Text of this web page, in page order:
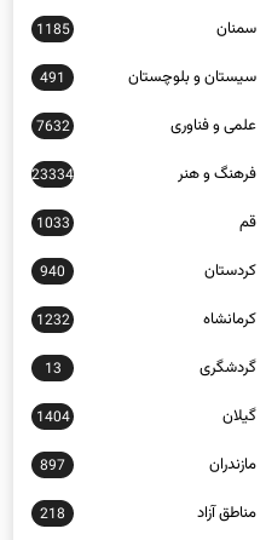
سمنان 1185
سیستان و بلوچستان 491
علمی و فناوری 7632
فرهنگ و هنر 23334
قم 1033
کردستان 940
کرمانشاه 1232
گردشگری 13
گیلان 1404
مازندران 897
مناطق آزاد 218